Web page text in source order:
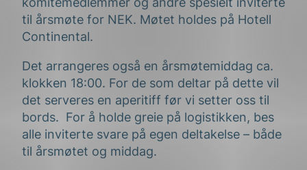
til årsmøte for NEK. Møtet holdes på Hotell
Continental.
Det arrangeres også en årsmøtemiddag ca.
klokken 18:00. For de som deltar på dette vil
det serveres en aperitiff før vi setter oss til
bords. For å holde greie på logistikken, bes
alle inviterte svare på egen deltakelse – både
til årsmøtet og middag.